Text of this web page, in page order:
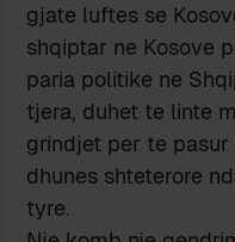
gjate luftes se
shqiptar ne Kosove
paria politike ne
tjera, duhet te linte
grindjet per te
dhunes shteterore
tyre.